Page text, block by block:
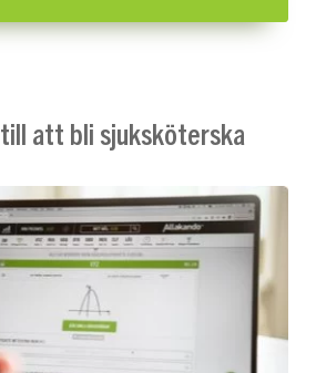
till att bli sjuksköterska